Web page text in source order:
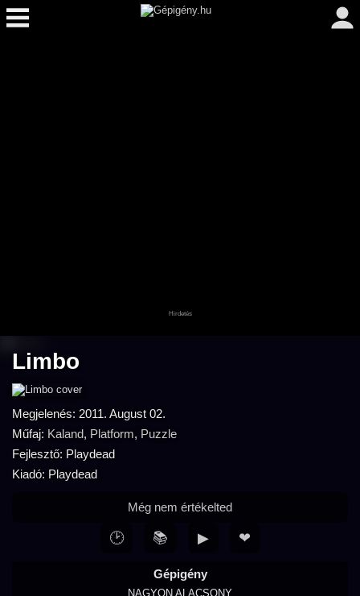
Limbo
Megjelenés: 2011. August 02.
Műfaj: Kaland, Platform, Puzzle
Fejlesztő: Playdead
Kiadó: Playdead
Gépigény
NAGYON ALACSONY
Még nem értékelted
🕑 📚 ▶ ❤